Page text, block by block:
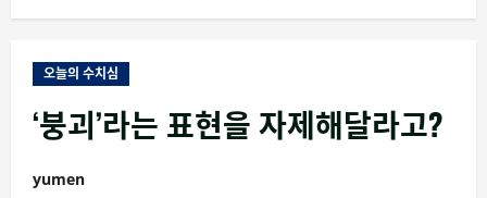
오늘의 수치심
‘붕괴’라는 표현을 자제해달라고?
yumen